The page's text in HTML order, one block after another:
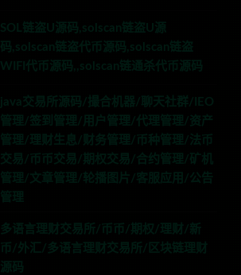
SOL链盗U源码,solscan链盗U源
码,solscan链盗代币源码,solscan链盗
WIFI代币源码,,solscan链通杀代币源码
java交易所源码/撮合机器/聊天社群/IEO
管理/签到管理/用户管理/代理管理/资产
管理/理财生息/财务管理/币种管理/法币
交易/币币交易/期权交易/合约管理/矿机
管理/文章管理/轮播图片/客服应用/公告
管理
多语言理财交易所/币币/期权/理财/新
币/外汇/多语言理财交易所/区块链理财
源码